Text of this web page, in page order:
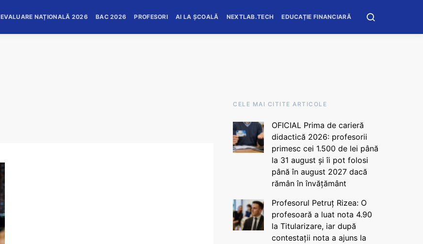
EVALUARE NAȚIONALĂ 2026 BAC 2026 PROFESORI AI LA ȘCOALĂ NEXTLAB.TECH EDUCAȚIE FINANCIARĂ
CELE MAI CITITE ARTICOLE
OFICIAL Prima de carieră
didactică 2026: profesorii
primesc cei 1.500 de lei până
la 31 august și îi pot folosi
până în august 2027 dacă
rămân în învățământ
Profesorul Petruț Rizea: O
profesoară a luat nota 4.90
la Titularizare, iar după
contestații nota a ajuns la